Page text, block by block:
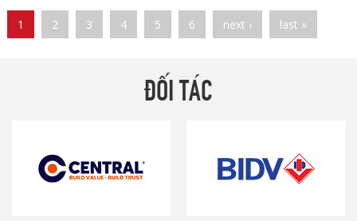
Pages
1 2 3 4 5 6 next › last »
ĐỐI TÁC